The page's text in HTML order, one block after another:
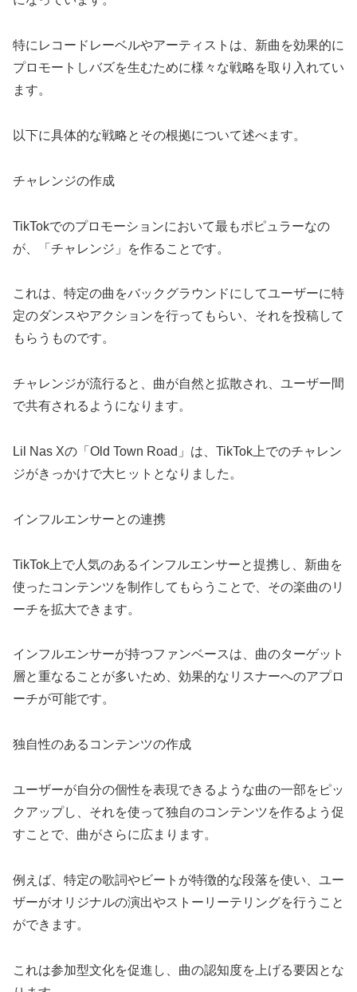
特にレコードレーベルやアーティストは、新曲を効果的に
プロモートしバズを生むために様々な戦略を取り入れてい
ます。
以下に具体的な戦略とその根拠について述べます。
チャレンジの作成
TikTokでのプロモーションにおいて最もポピュラーなの
が、「チャレンジ」を作ることです。
これは、特定の曲をバックグラウンドにしてユーザーに特
定のダンスやアクションを行ってもらい、それを投稿して
もらうものです。
チャレンジが流行ると、曲が自然と拡散され、ユーザー間
で共有されるようになります。
Lil Nas Xの「Old Town Road」は、TikTok上でのチャレン
ジがきっかけで大ヒットとなりました。
インフルエンサーとの連携
TikTok上で人気のあるインフルエンサーと提携し、新曲を
使ったコンテンツを制作してもらうことで、その楽曲のリ
ーチを拡大できます。
インフルエンサーが持つファンベースは、曲のターゲット
層と重なることが多いため、効果的なリスナーへのアプロ
ーチが可能です。
独自性のあるコンテンツの作成
ユーザーが自分の個性を表現できるような曲の一部をピッ
クアップし、それを使って独自のコンテンツを作るよう促
すことで、曲がさらに広まります。
例えば、特定の歌詞やビートが特徴的な段落を使い、ユー
ザーがオリジナルの演出やストーリーテリングを行うこと
ができます。
これは参加型文化を促進し、曲の認知度を上げる要因とな